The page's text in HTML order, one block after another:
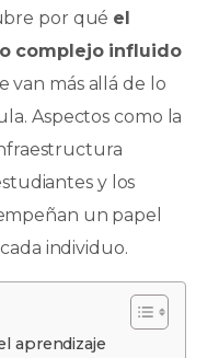
por qué el
complejo influido
van más allá de lo
Aspectos como la
y los
un papel
individuo.
aprendizaje